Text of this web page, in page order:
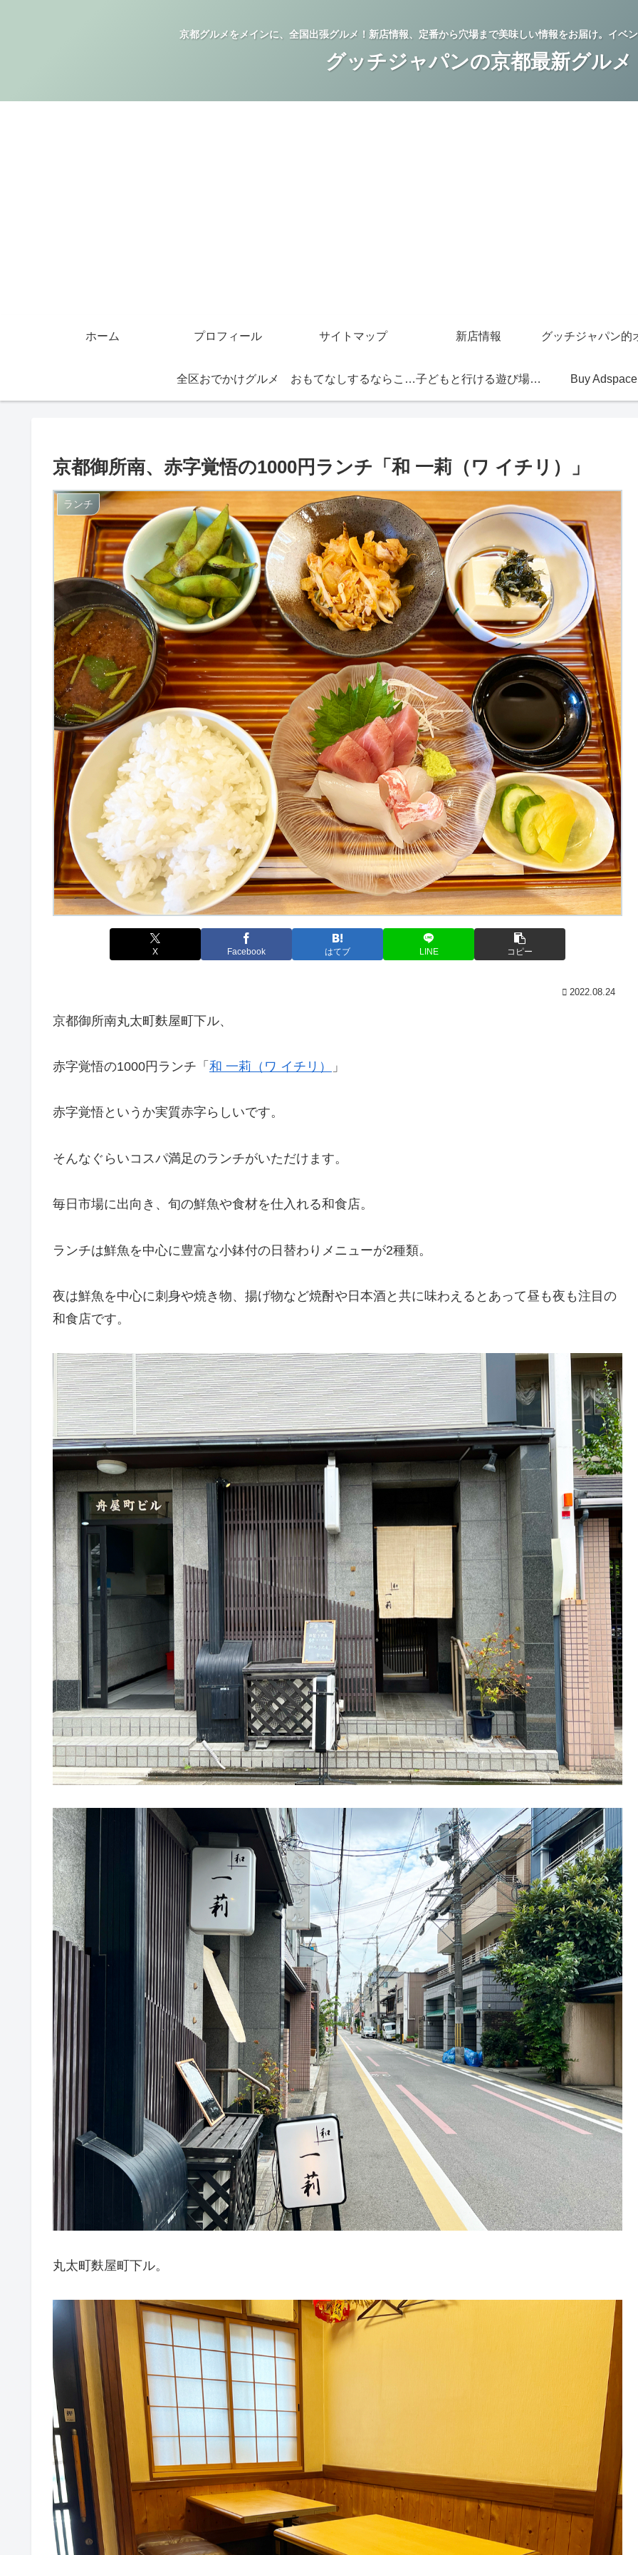
京都グルメをメインに、全国出張グルメ！新店情報、定番から穴場まで美味しい情報をお届け。イベ
グッチジャパンの京都最新グルメ
ホーム プロフィール サイトマップ 新店情報
全区おでかけグルメ おもてなしするならこの店 子どもと行ける遊び場・お店 Buy Adspace
京都御所南、赤字覚悟の1000円ランチ「和 一莉（ワ イチリ）」
ランチ
X Facebook はてブ LINE コピー
2022.08.24
京都御所南丸太町麩屋町下ル、
赤字覚悟の1000円ランチ「 和 一莉（ワ イチリ） 」
赤字覚悟というか実質赤字らしいです。
そんなぐらいコスパ満足のランチがいただけます。
毎日市場に出向き、旬の鮮魚や食材を仕入れる和食店。
ランチは鮮魚を中心に豊富な小鉢付の日替わりメニューが2種類。
夜は鮮魚を中心に刺身や焼き物、揚げ物など焼酎や日本酒と共に味わえるとあって昼も夜も注目の
和食店です。
丸太町麩屋町下ル。